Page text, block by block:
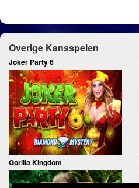
Overige Kansspelen
Joker Party 6
Gorilla Kingdom